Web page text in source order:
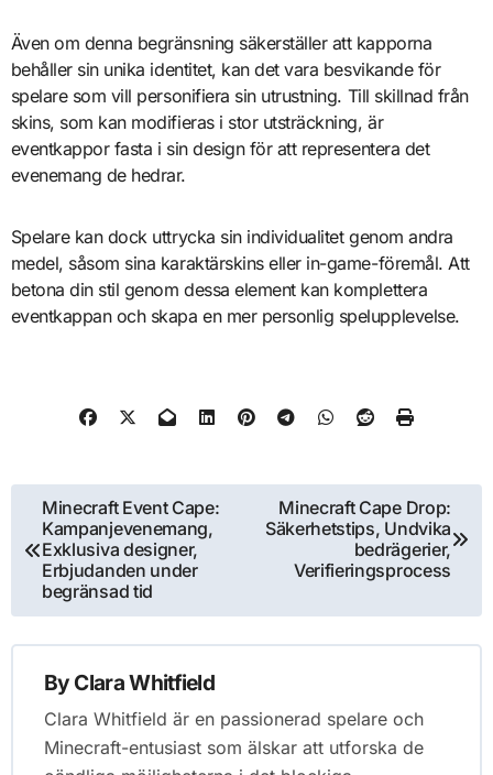
Även om denna begränsning säkerställer att kapporna
behåller sin unika identitet, kan det vara besvikande för
spelare som vill personifiera sin utrustning. Till skillnad från
skins, som kan modifieras i stor utsträckning, är
eventkappor fasta i sin design för att representera det
evenemang de hedrar.
Spelare kan dock uttrycka sin individualitet genom andra
medel, såsom sina karaktärskins eller in-game-föremål. Att
betona din stil genom dessa element kan komplettera
eventkappan och skapa en mer personlig spelupplevelse.
Post
navigation
Minecraft Event Cape:
Kampanjevenemang,
Exklusiva designer,
Erbjudanden under
begränsad tid
Minecraft Cape Drop:
Säkerhetstips, Undvika
bedrägerier,
Verifieringsprocess
By Clara Whitfield
Clara Whitfield är en passionerad spelare och
Minecraft-entusiast som älskar att utforska de